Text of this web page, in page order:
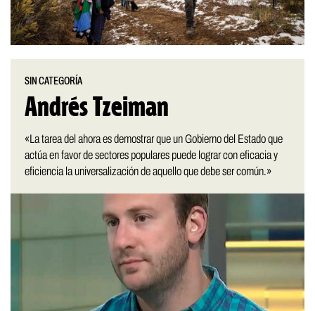
SIN CATEGORÍA
Andrés Tzeiman
«La tarea del ahora es demostrar que un Gobierno del Estado que
actúa en favor de sectores populares puede lograr con eficacia y
eficiencia la universalización de aquello que debe ser común.»